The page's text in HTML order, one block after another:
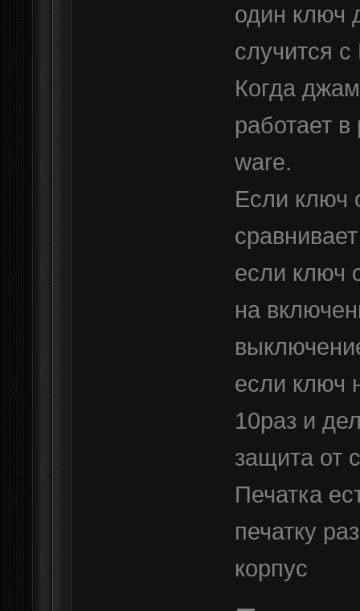
один ключ
случится
Когда
работает
ware.
Если ключ
если ключ
на
если ключ
10раз и
защита от
Печатка
печатку
корпус